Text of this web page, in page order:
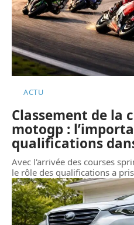
ACTU
Classement de la
motogp :
qualifications
Avec l'arrivée des courses
le rôle des qualifications a pris